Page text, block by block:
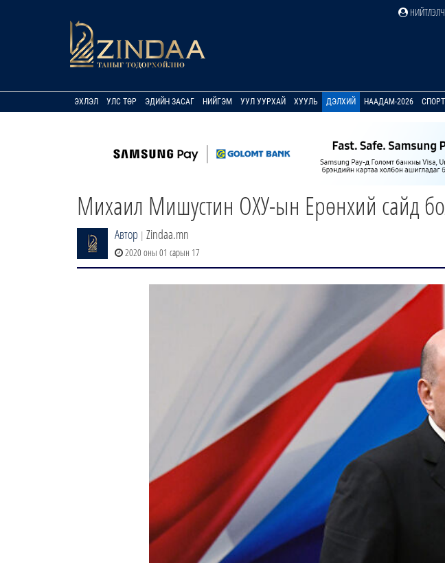
ЭХЛЭЛ УЛС ТӨР ЭДИЙН ЗАСАГ НИЙГЭМ УУЛ УУРХАЙ ХУУЛЬ ДЭЛХИЙ НААДАМ-2026 СПОРТ
Михаил Мишустин ОХУ-ын Ерөнхий сайд
Автор | Zindaa.mn
2020 оны 01 сарын 17